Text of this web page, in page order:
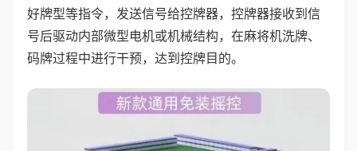
好牌型等指令，发送信号给控牌器，控牌器接收到信
号后驱动内部微型电机或机械结构，在麻将机洗牌、
码牌过程中进行干预，达到控牌目的。